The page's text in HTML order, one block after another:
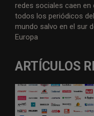
redes sociales caen en
todos los periódicos del
mundo salvo en el sur
Europa
ARTÍCULOS